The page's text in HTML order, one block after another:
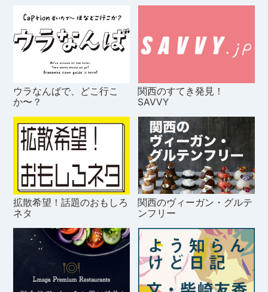
ウラなんばで、どこ行こ
か〜？
関西のすてき発見！
SAVVY
拡散希望！話題のおもしろ
ネタ
関西のヴィーガン・グルテ
ンフリー